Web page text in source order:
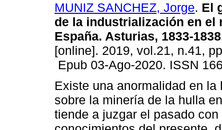
MUNIZ SANCHEZ, Jorge. El
de la industrialización en el
España. Asturias, 1833-
[online]. 2019, vol.21, n.41,
Epub 03-Ago-2020. ISSN
Existe una anormalidad en la
sobre la minería de la hulla
tiende a juzgar el pasado